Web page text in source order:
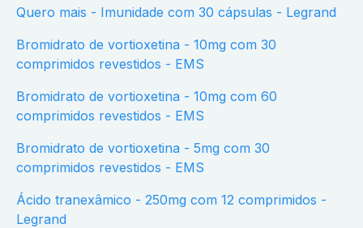
Quero mais - Imunidade com 30 cápsulas - Legrand
Bromidrato de vortioxetina - 10mg com 30
comprimidos revestidos - EMS
Bromidrato de vortioxetina - 10mg com 60
comprimidos revestidos - EMS
Bromidrato de vortioxetina - 5mg com 30
comprimidos revestidos - EMS
Ácido tranexâmico - 250mg com 12 comprimidos -
Legrand